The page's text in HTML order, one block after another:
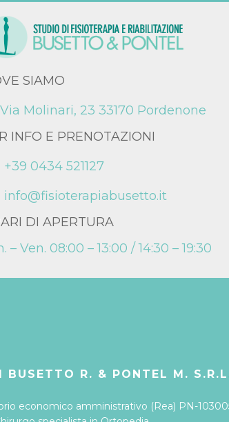
SIAMO
Via Molinari, 23 33170 Pordenone
INFO E PRENOTAZIONI
+39 0434 521127
info@fisioterapiabusetto.it
DI APERTURA
– Ven. 08:00 – 13:00 / 14:30 – 19:30
R. & PONTEL M.
economico amministrativo (Rea) PN-